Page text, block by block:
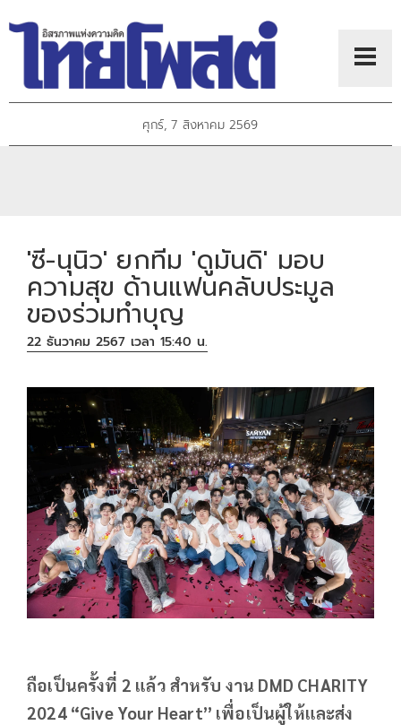
ศุกร์, 7 สิงหาคม 2569
'ซี-นุนิว' ยกทีม 'ดูมันดิ' มอบ
ความสุข ด้านแฟนคลับประมูล
ของร่วมทำบุญ
22 ธันวาคม 2567 เวลา 15:40 น.
ถือเป็นครั้งที่ 2 แล้ว สำหรับ งาน DMD CHARITY
2024 “Give Your Heart” เพื่อเป็นผู้ให้และส่ง